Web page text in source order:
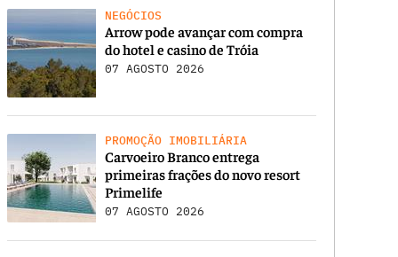
NEGÓCIOS
Arrow pode avançar com compra
do hotel e casino de Tróia
07 AGOSTO 2026
PROMOÇÃO IMOBILIÁRIA
Carvoeiro Branco entrega
primeiras frações do novo resort
Primelife
07 AGOSTO 2026